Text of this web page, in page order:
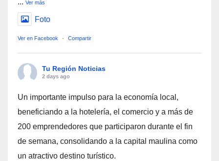
... Ver más
Foto
Ver en Facebook · Compartir
Tu Región Noticias
2 days ago
Un importante impulso para la economía local,
beneficiando a la hotelería, el comercio y a más de
200 emprendedores que participaron durante el fin
de semana, consolidando a la capital maulina como
un atractivo destino turístico.